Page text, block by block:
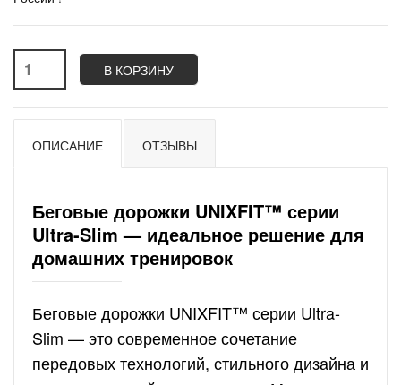
В КОРЗИНУ
ОПИСАНИЕ ОТЗЫВЫ
Беговые дорожки UNIXFIT™ серии
Ultra-Slim — идеальное решение для
домашних тренировок
Беговые дорожки UNIXFIT™ серии Ultra-
Slim — это современное сочетание
передовых технологий, стильного дизайна и